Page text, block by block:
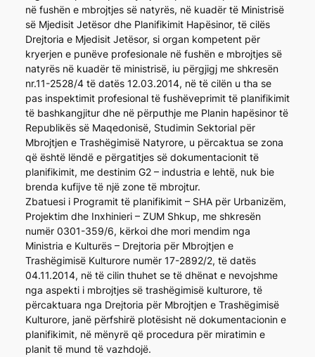
në fushën e mbrojtjes së natyrës, në kuadër të Ministrisë
së Mjedisit Jetësor dhe Planifikimit Hapësinor, të cilës
Drejtoria e Mjedisit Jetësor, si organ kompetent për
kryerjen e punëve profesionale në fushën e mbrojtjes së
natyrës në kuadër të ministrisë, iu përgjigj me shkresën
nr.11-2528/4 të datës 12.03.2014, në të cilën u tha se
pas inspektimit profesional të fushëveprimit të planifikimit
të bashkangjitur dhe në përputhje me Planin hapësinor të
Republikës së Maqedonisë, Studimin Sektorial për
Mbrojtjen e Trashëgimisë Natyrore, u përcaktua se zona
që është lëndë e përgatitjes së dokumentacionit të
planifikimit, me destinim G2 – industria e lehtë, nuk bie
brenda kufijve të një zone të mbrojtur.
Zbatuesi i Programit të planifikimit – SHA për Urbanizëm,
Projektim dhe Inxhinieri – ZUM Shkup, me shkresën
numër 0301-359/6, kërkoi dhe mori mendim nga
Ministria e Kulturës – Drejtoria për Mbrojtjen e
Trashëgimisë Kulturore numër 17-2892/2, të datës
04.11.2014, në të cilin thuhet se të dhënat e nevojshme
nga aspekti i mbrojtjes së trashëgimisë kulturore, të
përcaktuara nga Drejtoria për Mbrojtjen e Trashëgimisë
Kulturore, janë përfshirë plotësisht në dokumentacionin e
planifikimit, në mënyrë që procedura për miratimin e
planit të mund të vazhdojë.